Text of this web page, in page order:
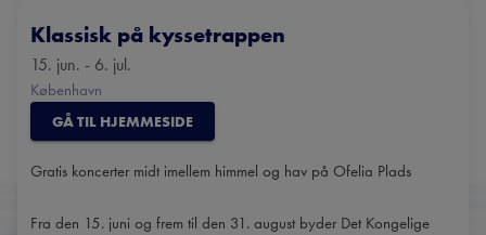
Klassisk på kyssetrappen
15. jun. - 6. jul.
København
GÅ TIL HJEMMESIDE
Gratis koncerter midt imellem himmel og hav på Ofelia Plads
Fra den 15. juni og frem til den 31. august byder Det Kongelige